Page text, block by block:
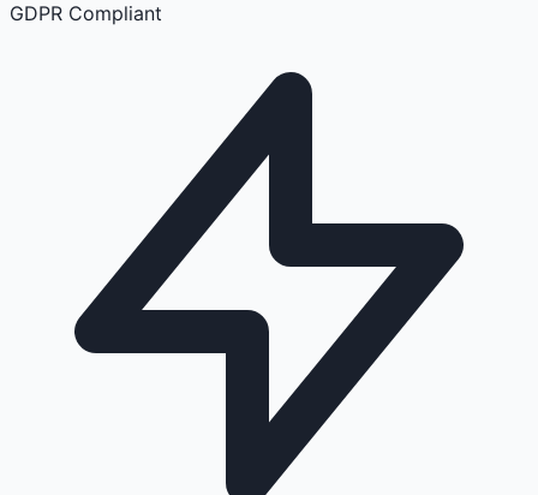
GDPR Compliant